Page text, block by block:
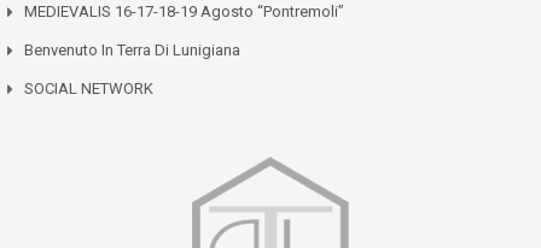
MEDIEVALIS 16-17-18-19 Agosto “Pontremoli”
Benvenuto In Terra Di Lunigiana
SOCIAL NETWORK